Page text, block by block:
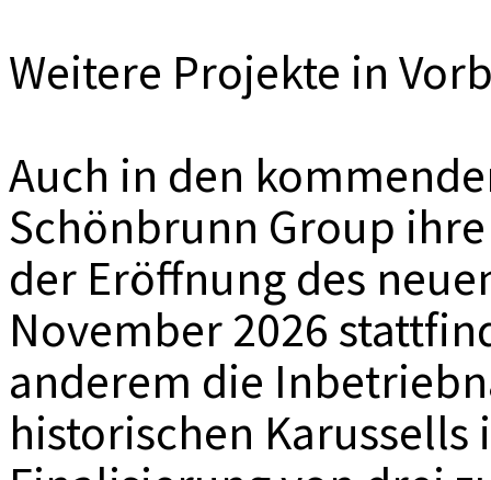
Weitere Projekte in
Auch in den
Schönbrunn Group
der Eröffnung des
November 2026
anderem die
historischen